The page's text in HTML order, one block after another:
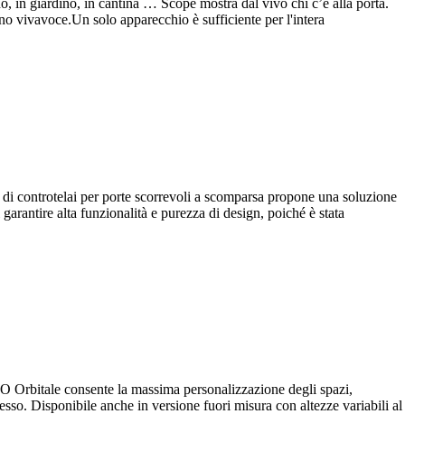
in giardino, in cantina … Scope mostra dal vivo chi c’è alla porta.
vivavoce.Un solo apparecchio è sufficiente per l'intera
per porte scorrevoli a scomparsa propone una soluzione
alta funzionalità e purezza di design, poiché è stata
consente la massima personalizzazione degli spazi,
Disponibile anche in versione fuori misura con altezze variabili al